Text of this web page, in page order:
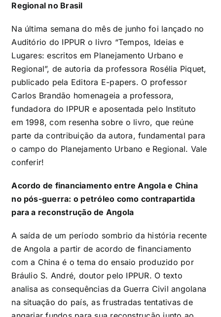
Regional no Brasil
Na última semana do mês de junho foi lançado no
Auditório do IPPUR o livro “Tempos, Ideias e
Lugares: escritos em Planejamento Urbano e
Regional”, de autoria da professora Rosélia Piquet,
publicado pela Editora E-papers. O professor
Carlos Brandão homenageia a professora,
fundadora do IPPUR e aposentada pelo Instituto
em 1998, com resenha sobre o livro, que reúne
parte da contribuição da autora, fundamental para
o campo do Planejamento Urbano e Regional. Vale
conferir!
Acordo de financiamento entre Angola e China
no pós-guerra: o petróleo como contrapartida
para a reconstrução de Angola
A saída de um período sombrio da história recente
de Angola a partir de acordo de financiamento
com a China é o tema do ensaio produzido por
Bráulio S. André, doutor pelo IPPUR. O texto
analisa as consequências da Guerra Civil angolana
na situação do país, as frustradas tentativas de